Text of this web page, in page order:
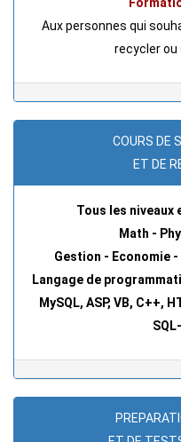
Aux personnes qui
recycler ou
COURS DE
ET DE
Tous les niveaux
Math -
Gestion - Economie
Langage de
MySQL, ASP, VB, C++,